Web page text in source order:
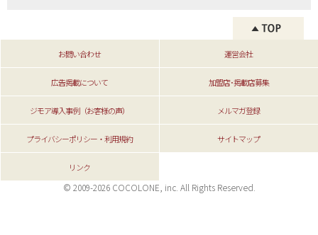
お問い合わせ 運営会社
広告掲載について 加盟店･掲載店募集
ジモア導入事例（お客様の声） メルマガ登録
プライバシーポリシー・利用規約 サイトマップ
リンク
© 2009-2026 COCOLONE, inc. All Rights Reserved.